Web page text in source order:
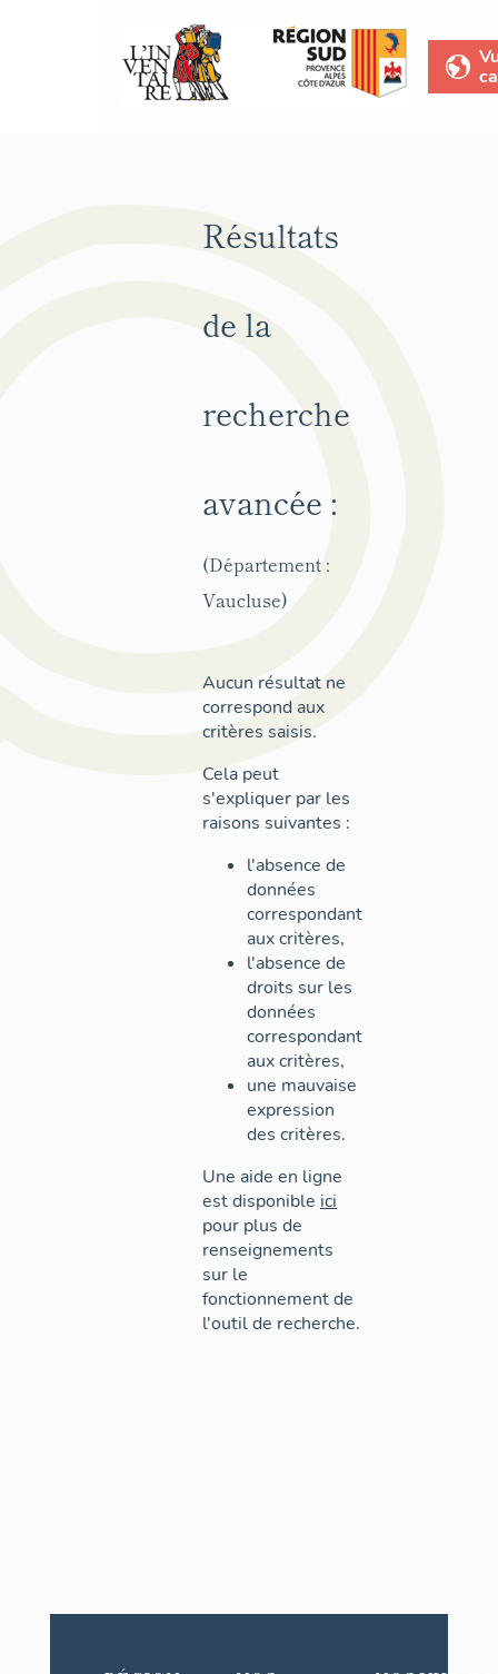
Résultats
de la
recherche
avancée :
(Département :
Vaucluse)
Aucun résultat ne
correspond aux
critères saisis.
Cela peut
s'expliquer par les
raisons suivantes :
l'absence de
données
correspondant
aux critères,
l'absence de
droits sur les
données
correspondant
aux critères,
une mauvaise
expression
des critères.
Une aide en ligne
est disponible ici
pour plus de
renseignements
sur le
fonctionnement de
l'outil de recherche.